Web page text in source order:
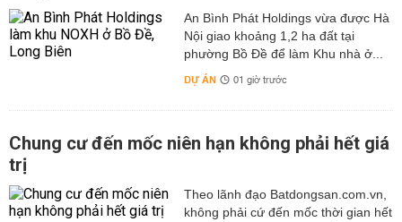
An Bình Phát Holdings vừa được Hà
Nội giao khoảng 1,2 ha đất tại
phường Bồ Đề để làm Khu nhà ở...
DỰ ÁN 01 giờ trước
Chung cư đến mốc niên hạn không phải hết giá
trị
Theo lãnh đạo Batdongsan.com.vn,
không phải cứ đến mốc thời gian hết